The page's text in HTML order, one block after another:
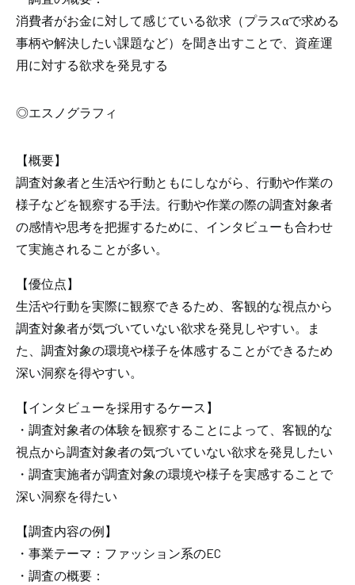
消費者がお金に対して感じている欲求（プラスαで求める
事柄や解決したい課題など）を聞き出すことで、資産運
用に対する欲求を発見する
◎エスノグラフィ
【概要】
調査対象者と生活や行動ともにしながら、行動や作業の
様子などを観察する手法。行動や作業の際の調査対象者
の感情や思考を把握するために、インタビューも合わせ
て実施されることが多い。
【優位点】
生活や行動を実際に観察できるため、客観的な視点から
調査対象者が気づいていない欲求を発見しやすい。ま
た、調査対象の環境や様子を体感することができるため
深い洞察を得やすい。
【インタビューを採用するケース】
・調査対象者の体験を観察することによって、客観的な
視点から調査対象者の気づいていない欲求を発見したい
・調査実施者が調査対象の環境や様子を実感することで
深い洞察を得たい
【調査内容の例】
・事業テーマ：ファッション系のEC
・調査の概要：